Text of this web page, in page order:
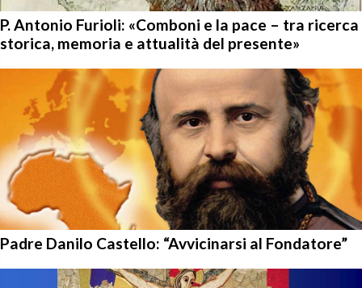
P. Antonio Furioli: «Comboni e la pace – tra ricerca
storica, memoria e attualità del presente»
Padre Danilo Castello: “Avvicinarsi al Fondatore”